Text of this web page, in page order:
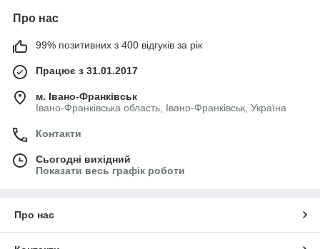
Про нас
99% позитивних з 400 відгуків за рік
Працює з 31.01.2017
м. Івано-Франківськ
Івано-Франківська область, Івано-Франківськ, Україна
Контакти
Сьогодні вихідний
Показати весь графік роботи
Про нас